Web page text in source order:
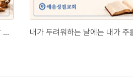
그리스도의 십자가 외에 결코 자랑할 것이 없으니